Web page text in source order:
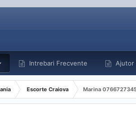
Intrebari Frecvente Ajutor
Escorte Craiova Marina